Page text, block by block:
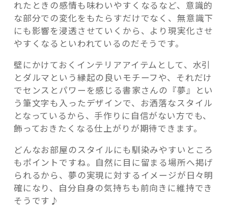
れたときの感情も味わいやすくなるなど、意識的
な部分での変化をもたらすだけでなく、無意識下
にも影響を浸透させていくから、より現実化させ
やすくなるといわれているのだそうです。
壁にかけておくインテリアアイテムとして、水引
とダルマという縁起の良いモチーフや、それだけ
でセンスとパワーを感じる書家さんの『夢』とい
う筆文字も入ったデザインで、お洒落なスタイル
となっているから、手作りに自信がない方でも、
飾っておきたくなる仕上がりが期待できます。
どんなお部屋のスタイルにも馴染みやすいところ
もポイントですね。自然に目に留まる場所へ掲げ
られるから、夢の実現に対するイメージが日々明
確になり、自分自身の気持ちも前向きに維持でき
そうです♪